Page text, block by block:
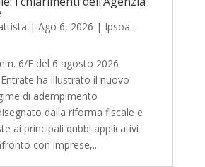
| Ago 6, 2026 | Ipsoa -
n. 6/E del 6 agosto 2026
Entrate ha illustrato il nuovo
di adempimento
dalla riforma fiscale e
ai principali dubbi applicativi
con imprese,...